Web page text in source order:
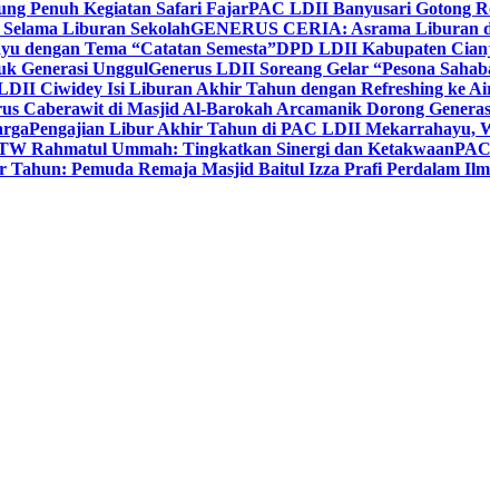
Penuh Kegiatan Safari FajarPAC LDII Banyusari Gotong
Liburan SekolahGENERUS CERIA: Asrama Liburan
dengan Tema “Catatan Semesta”DPD LDII Kabupaten
Generasi UnggulGenerus LDII Soreang Gelar “Pesona
Ciwidey Isi Liburan Akhir Tahun dengan Refreshing ke
Caberawit di Masjid Al-Barokah Arcamanik Dorong
Pengajian Libur Akhir Tahun di PAC LDII Mekarrahayu,
Rahmatul Ummah: Tingkatkan Sinergi dan Ketakwaan
Pemuda Remaja Masjid Baitul Izza Prafi Perdalam